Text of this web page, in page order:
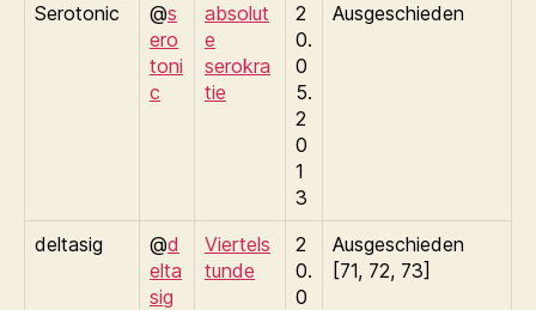
Serotonic @s
ero
toni
c
absolut
e
serokra
tie
2
0.
0
5.
2
0
1
3
Ausgeschieden
deltasig @d
elta
sig
Viertels
tunde
2
0.
0
Ausgeschieden
[71, 72, 73]